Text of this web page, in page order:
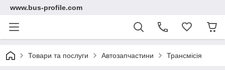
www.bus-profile.com
Товари та послуги Автозапчастини Трансмісія